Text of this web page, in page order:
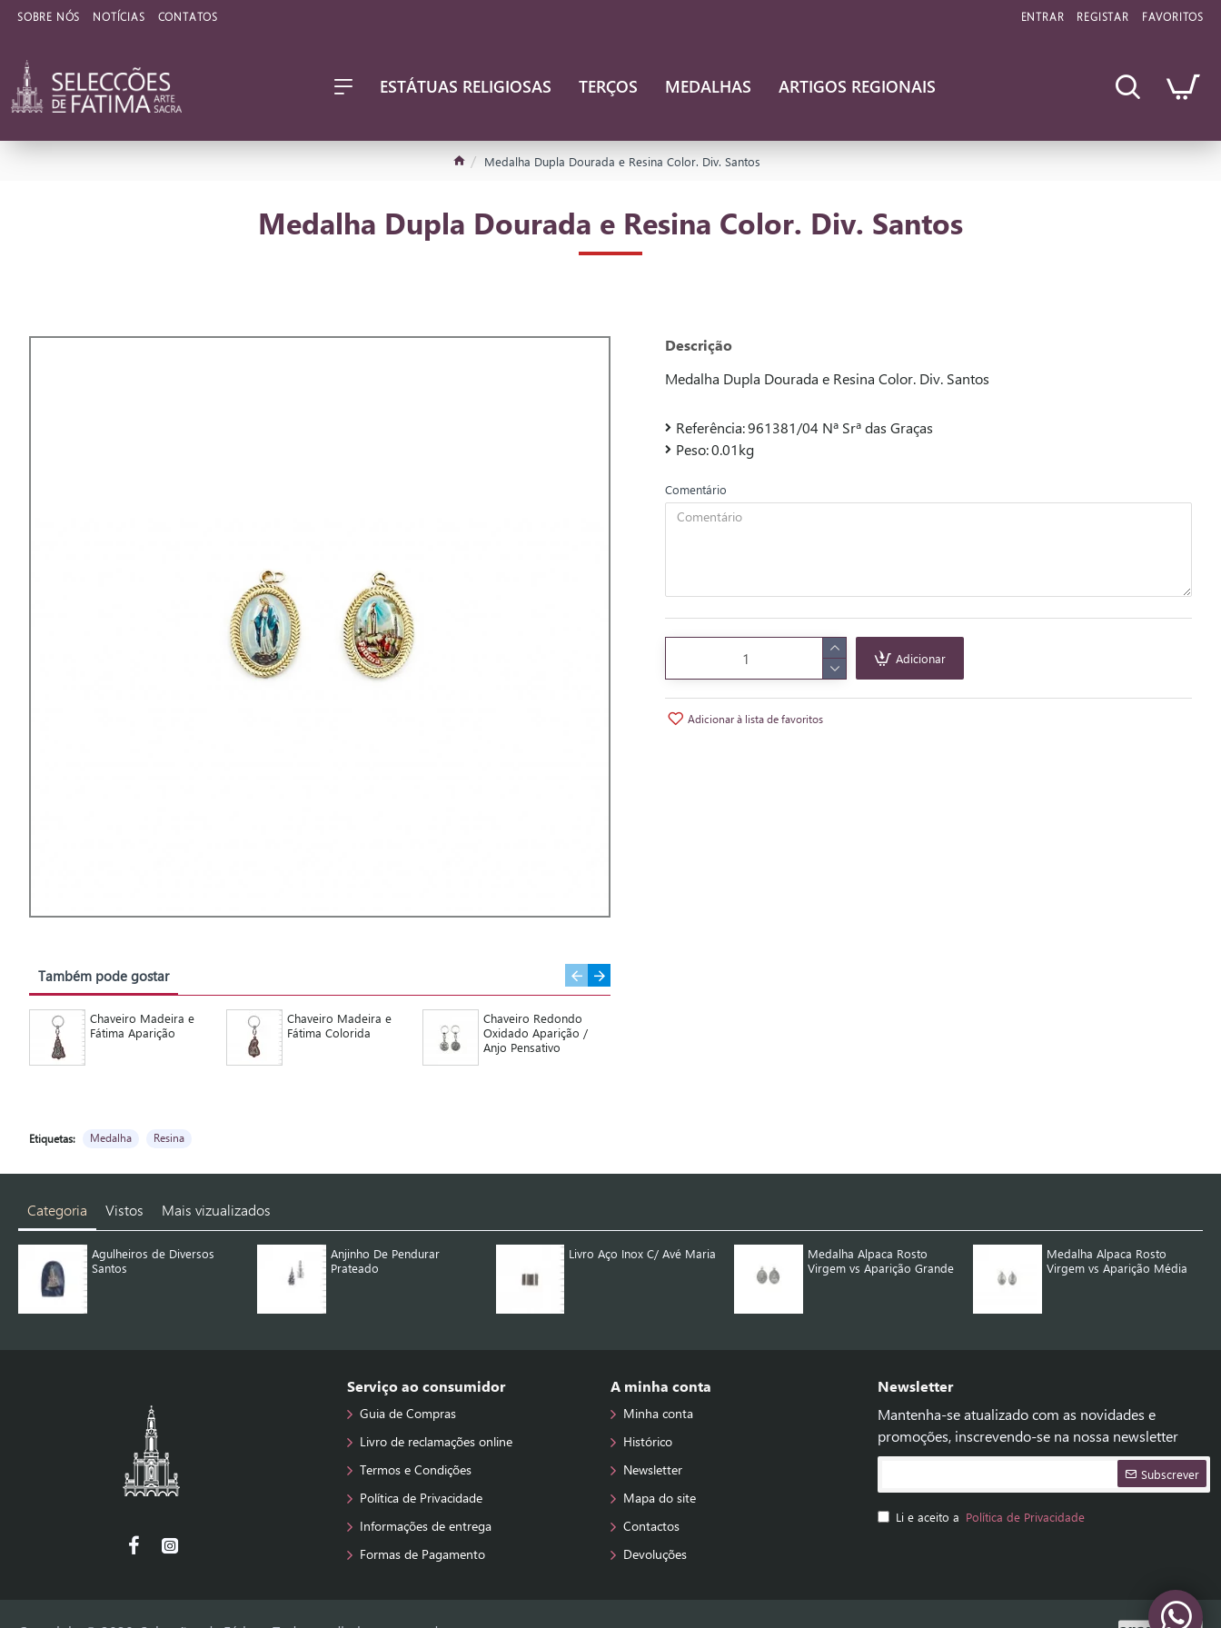
SOBRE NÓS NOTÍCIAS CONTATOS ENTRAR REGISTAR FAVORITOS
ESTÁTUAS RELIGIOSAS TERÇOS MEDALHAS ARTIGOS REGIONAIS
Medalha Dupla Dourada e Resina Color. Div. Santos
Medalha Dupla Dourada e Resina Color. Div. Santos
Também pode gostar
Chaveiro Madeira e
Fátima Aparição
Chaveiro Madeira e
Fátima Colorida
Chaveiro Redondo
Oxidado Aparição /
Anjo Pensativo
Descrição
Medalha Dupla Dourada e Resina Color. Div. Santos
Referência:961381/04 Nª Srª das Graças
Peso:0.01kg
Comentário
Adicionar
Adicionar à lista de favoritos
Etiquetas: Medalha Resina
Categoria Vistos Mais vizualizados
Agulheiros de Diversos
Santos
Anjinho De Pendurar
Prateado
Livro Aço Inox C/ Avé Maria
Medalha Alpaca Rosto
Virgem vs Aparição Grande
Medalha Alpaca Rosto
Virgem vs Aparição Média
Serviço ao consumidor
Guia de Compras
Livro de reclamações online
Termos e Condições
Política de Privacidade
Informações de entrega
Formas de Pagamento
A minha conta
Minha conta
Histórico
Newsletter
Mapa do site
Contactos
Devoluções
Newsletter
Mantenha-se atualizado com as novidades e
promoções, inscrevendo-se na nossa newsletter
Subscrever
Li e aceito a Política de Privacidade